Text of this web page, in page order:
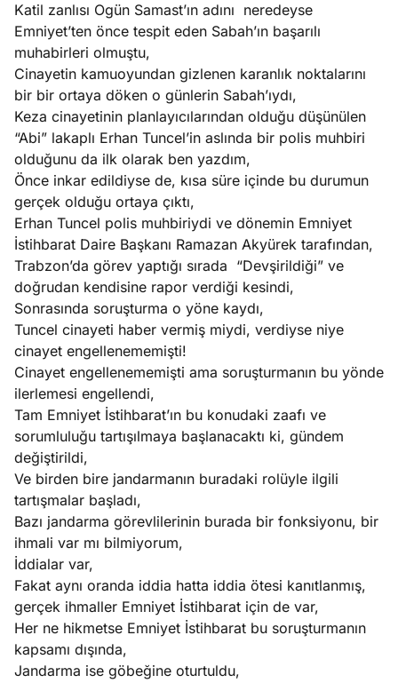
Katil zanlısı Ogün Samast’ın adını neredeyse
Emniyet’ten önce tespit eden Sabah’ın başarılı
muhabirleri olmuştu,
Cinayetin kamuoyundan gizlenen karanlık noktalarını
bir bir ortaya döken o günlerin Sabah’ıydı,
Keza cinayetinin planlayıcılarından olduğu düşünülen
“Abi” lakaplı Erhan Tuncel’in aslında bir polis muhbiri
olduğunu da ilk olarak ben yazdım,
Önce inkar edildiyse de, kısa süre içinde bu durumun
gerçek olduğu ortaya çıktı,
Erhan Tuncel polis muhbiriydi ve dönemin Emniyet
İstihbarat Daire Başkanı Ramazan Akyürek tarafından,
Trabzon’da görev yaptığı sırada “Devşirildiği” ve
doğrudan kendisine rapor verdiği kesindi,
Sonrasında soruşturma o yöne kaydı,
Tuncel cinayeti haber vermiş miydi, verdiyse niye
cinayet engellenememişti!
Cinayet engellenememişti ama soruşturmanın bu yönde
ilerlemesi engellendi,
Tam Emniyet İstihbarat’ın bu konudaki zaafı ve
sorumluluğu tartışılmaya başlanacaktı ki, gündem
değiştirildi,
Ve birden bire jandarmanın buradaki rolüyle ilgili
tartışmalar başladı,
Bazı jandarma görevlilerinin burada bir fonksiyonu, bir
ihmali var mı bilmiyorum,
İddialar var,
Fakat aynı oranda iddia hatta iddia ötesi kanıtlanmış,
gerçek ihmaller Emniyet İstihbarat için de var,
Her ne hikmetse Emniyet İstihbarat bu soruşturmanın
kapsamı dışında,
Jandarma ise göbeğine oturtuldu,